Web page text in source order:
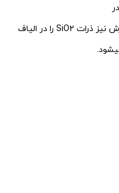
در
نیز ذرات SiO2 را در الیاف